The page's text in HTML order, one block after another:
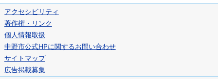
アクセシビリティ
著作権・リンク
個人情報取扱
中野市公式HPに関するお問い合わせ
サイトマップ
広告掲載募集